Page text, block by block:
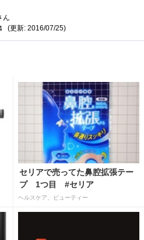
ん
(更新: 2016/07/25)
セリアで売ってた鼻腔拡張テー
プ 1つ目 #セリア
ヘルスケア、ビューティー